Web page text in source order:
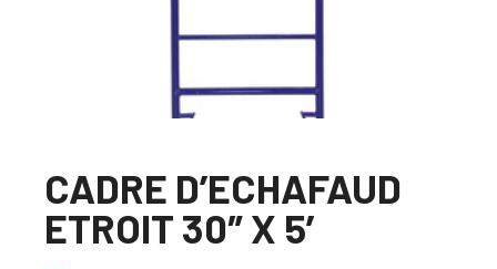
CADRE D’ECHAFAUD
ETROIT 30″ X 5′